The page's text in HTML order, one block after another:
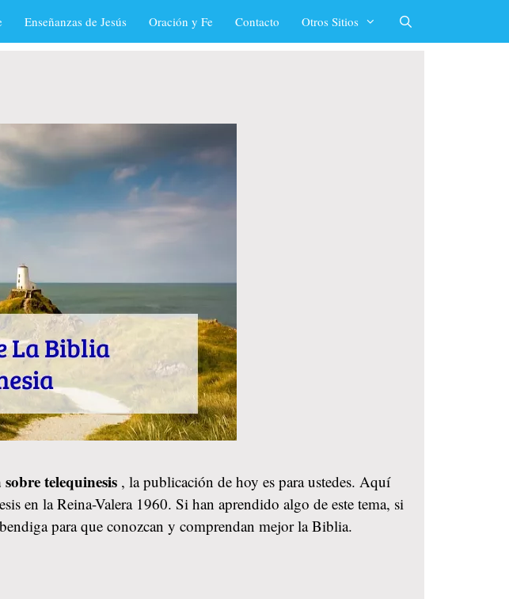
Enseñanzas de Jesús Oración y Fe Contacto Otros Sitios
telequinesis , la publicación de hoy es para ustedes. Aquí
en la Reina-Valera 1960. Si han aprendido algo de este tema, si
para que conozcan y comprendan mejor la Biblia.